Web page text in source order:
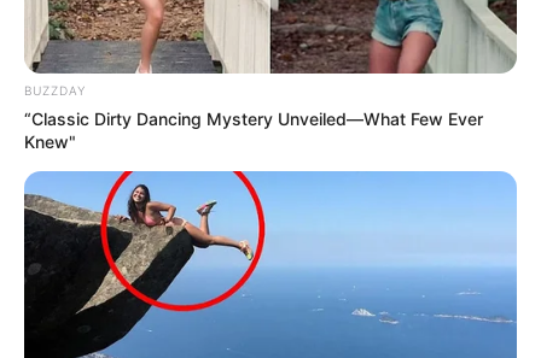
BUZZDAY
“Classic Dirty Dancing Mystery Unveiled—What Few Ever
Knew"